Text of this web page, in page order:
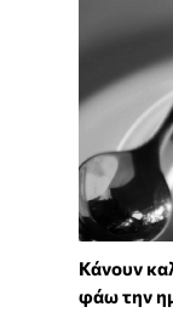
Κάνουν
φάω την